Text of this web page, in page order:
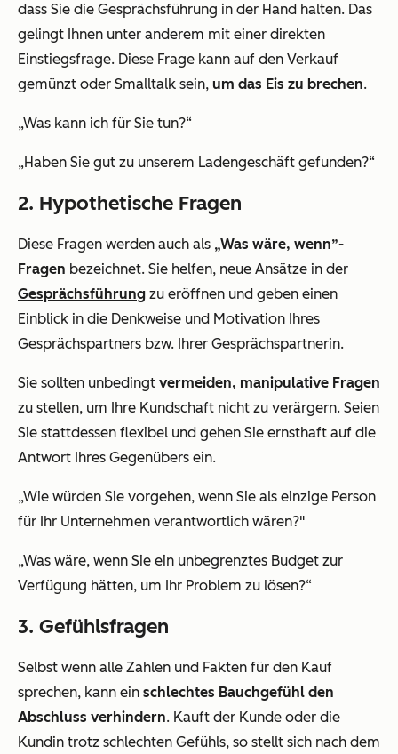
dass Sie die Gesprächsführung in der Hand halten. Das
gelingt Ihnen unter anderem mit einer direkten
Einstiegsfrage. Diese Frage kann auf den Verkauf
gemünzt oder Smalltalk sein, um das Eis zu brechen.
„Was kann ich für Sie tun?“
„Haben Sie gut zu unserem Ladengeschäft gefunden?“
2. Hypothetische Fragen
Diese Fragen werden auch als „Was wäre, wenn”-
Fragen bezeichnet. Sie helfen, neue Ansätze in der
Gesprächsführung zu eröffnen und geben einen
Einblick in die Denkweise und Motivation Ihres
Gesprächspartners bzw. Ihrer Gesprächspartnerin.
Sie sollten unbedingt vermeiden, manipulative Fragen
zu stellen, um Ihre Kundschaft nicht zu verärgern. Seien
Sie stattdessen flexibel und gehen Sie ernsthaft auf die
Antwort Ihres Gegenübers ein.
„Wie würden Sie vorgehen, wenn Sie als einzige Person
für Ihr Unternehmen verantwortlich wären?"
„Was wäre, wenn Sie ein unbegrenztes Budget zur
Verfügung hätten, um Ihr Problem zu lösen?“
3. Gefühlsfragen
Selbst wenn alle Zahlen und Fakten für den Kauf
sprechen, kann ein schlechtes Bauchgefühl den
Abschluss verhindern. Kauft der Kunde oder die
Kundin trotz schlechten Gefühls, so stellt sich nach dem